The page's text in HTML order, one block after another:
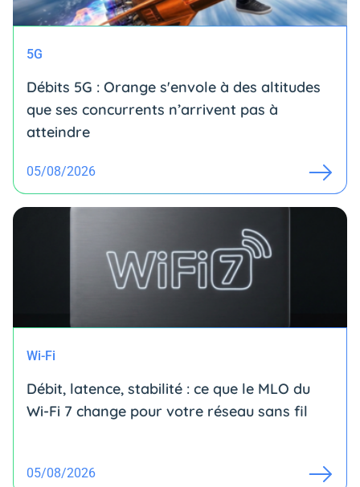
5G
Débits 5G : Orange s'envole à des altitudes
que ses concurrents n’arrivent pas à
atteindre
05/08/2026
Wi-Fi
Débit, latence, stabilité : ce que le MLO du
Wi-Fi 7 change pour votre réseau sans fil
05/08/2026